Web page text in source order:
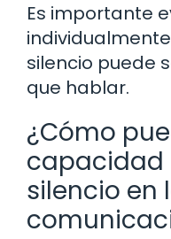
Es importante
silencio puede
que hablar.
¿Cómo
capacidad
silencio en